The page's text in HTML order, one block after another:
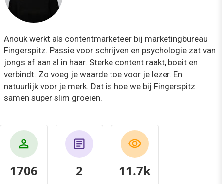
Anouk werkt als contentmarketeer bij marketingbureau
Fingerspitz. Passie voor schrijven en psychologie zat van
jongs af aan al in haar. Sterke content raakt, boeit en
verbindt. Zo voeg je waarde toe voor je lezer. En
natuurlijk voor je merk. Dat is hoe we bij Fingerspitz
samen super slim groeien.
1706 2 12.2k